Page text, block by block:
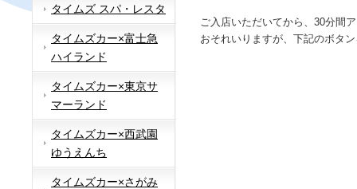
タイムズ スパ・レスタ
タイムズカー×富士急
ハイランド
タイムズカー×東京サ
マーランド
タイムズカー×西武園
ゆうえんち
タイムズカー×さがみ
ご入店いただいてから、30分間
おそれいりますが、下記のボタ